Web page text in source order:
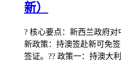
新）
? 核心要点：新西兰政府对
新政策：持澳签赴新可免
签证。?? 政策一：持澳大